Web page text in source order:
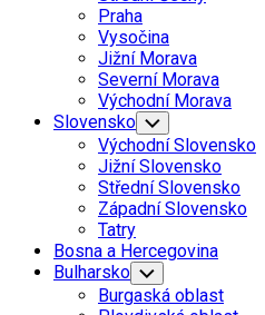
Praha
Vysočina
Jižní Morava
Severní Morava
Východní Morava
Slovensko Toggle
Child
Menu
Východní Slovensko
Jižní Slovensko
Střední Slovensko
Západní Slovensko
Tatry
Bosna a Hercegovina
Bulharsko Toggle
Child
Menu
Burgaská oblast